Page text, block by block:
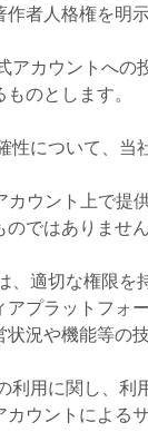
者人格権を明
アカウントへの
のとします。
性について、当
カウント上で提
ではありませ
、適切な権限
プラットフォ
状況や機能等の
利用に関し、
ウントによる